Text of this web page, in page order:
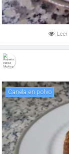
Leer
canela en polvo